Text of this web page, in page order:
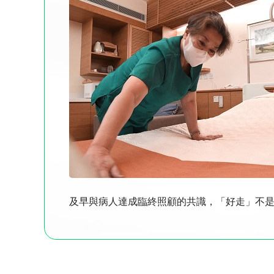
及早與病人達成臨終照顧的共識，「好走」不